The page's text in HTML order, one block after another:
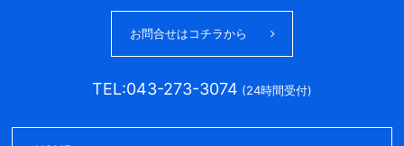
お問合せはコチラから
TEL:043-273-3074 (24時間受付)